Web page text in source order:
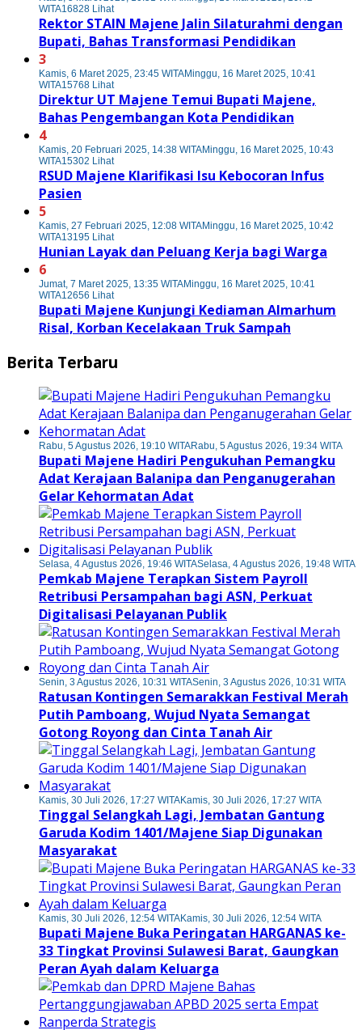
WITA16828 Lihat
Rektor STAIN Majene Jalin Silaturahmi dengan
Bupati, Bahas Transformasi Pendidikan
3
Kamis, 6 Maret 2025, 23:45 WITAMinggu, 16 Maret 2025, 10:41
WITA15768 Lihat
Direktur UT Majene Temui Bupati Majene,
Bahas Pengembangan Kota Pendidikan
4
Kamis, 20 Februari 2025, 14:38 WITAMinggu, 16 Maret 2025, 10:43
WITA15302 Lihat
RSUD Majene Klarifikasi Isu Kebocoran Infus
Pasien
5
Kamis, 27 Februari 2025, 12:08 WITAMinggu, 16 Maret 2025, 10:42
WITA13195 Lihat
Hunian Layak dan Peluang Kerja bagi Warga
6
Jumat, 7 Maret 2025, 13:35 WITAMinggu, 16 Maret 2025, 10:41
WITA12656 Lihat
Bupati Majene Kunjungi Kediaman Almarhum
Risal, Korban Kecelakaan Truk Sampah
Berita Terbaru
Rabu, 5 Agustus 2026, 19:10 WITARabu, 5 Agustus 2026, 19:34 WITA
Bupati Majene Hadiri Pengukuhan Pemangku
Adat Kerajaan Balanipa dan Penganugerahan
Gelar Kehormatan Adat
Selasa, 4 Agustus 2026, 19:46 WITASelasa, 4 Agustus 2026, 19:48 WITA
Pemkab Majene Terapkan Sistem Payroll
Retribusi Persampahan bagi ASN, Perkuat
Digitalisasi Pelayanan Publik
Senin, 3 Agustus 2026, 10:31 WITASenin, 3 Agustus 2026, 10:31 WITA
Ratusan Kontingen Semarakkan Festival Merah
Putih Pamboang, Wujud Nyata Semangat
Gotong Royong dan Cinta Tanah Air
Kamis, 30 Juli 2026, 17:27 WITAKamis, 30 Juli 2026, 17:27 WITA
Tinggal Selangkah Lagi, Jembatan Gantung
Garuda Kodim 1401/Majene Siap Digunakan
Masyarakat
Kamis, 30 Juli 2026, 12:54 WITAKamis, 30 Juli 2026, 12:54 WITA
Bupati Majene Buka Peringatan HARGANAS ke-
33 Tingkat Provinsi Sulawesi Barat, Gaungkan
Peran Ayah dalam Keluarga